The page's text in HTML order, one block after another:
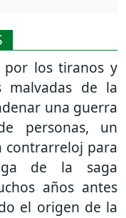
los tiranos y
malvadas de la
una guerra
personas, un
contrarreloj para
de la saga
años antes
el origen de la